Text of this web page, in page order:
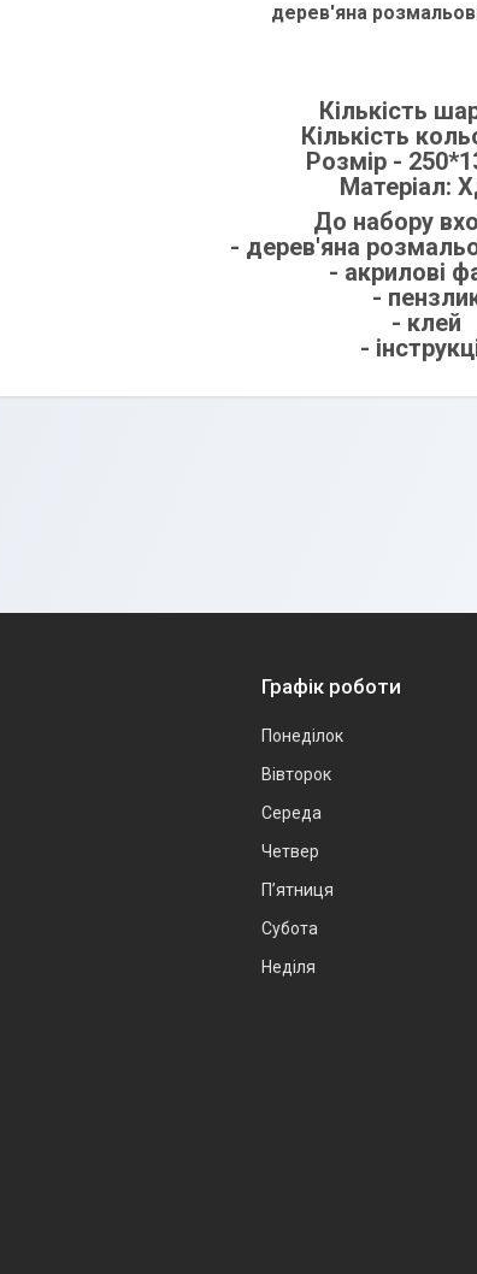
дерев'яна
Кількість
Кількість
Розмір -
Матеріал:
До набору
- дерев'яна
- акрилові
-
- клей
-
Графік роботи
Понеділок
Вівторок
Середа
Четвер
Пʼятниця
Субота
Неділя